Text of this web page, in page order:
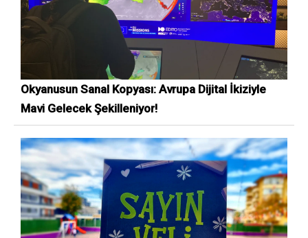
Okyanusun Sanal Kopyası: Avrupa Dijital İkiziyle
Mavi Gelecek Şekilleniyor!